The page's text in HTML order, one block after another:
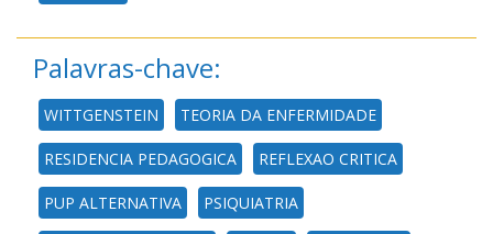
Palavras-chave:
WITTGENSTEIN TEORIA DA ENFERMIDADE
RESIDENCIA PEDAGOGICA REFLEXAO CRITICA
PUP ALTERNATIVA PSIQUIATRIA